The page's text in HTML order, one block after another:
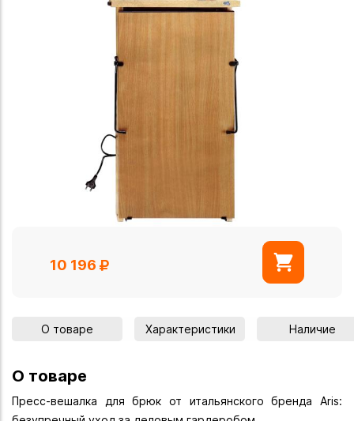
10 196
О товаре Характеристики Наличие
О товаре
Пресс-вешалка для брюк от итальянского бренда Aris: